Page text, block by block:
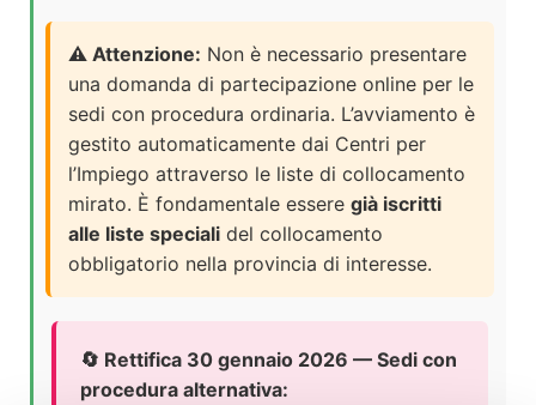
⚠️ Attenzione: Non è necessario presentare
una domanda di partecipazione online per le
sedi con procedura ordinaria. L’avviamento è
gestito automaticamente dai Centri per
l’Impiego attraverso le liste di collocamento
mirato. È fondamentale essere già iscritti
alle liste speciali del collocamento
obbligatorio nella provincia di interesse.
🔄 Rettifica 30 gennaio 2026 — Sedi con
procedura alternativa: